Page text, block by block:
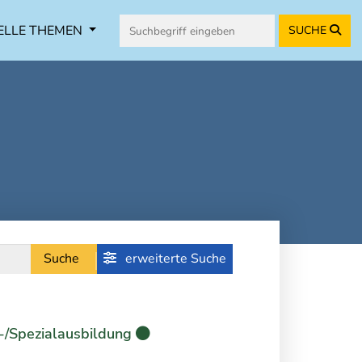
THEMEN SUCHE
Suche erweiterte Suche
Spezialausbildung